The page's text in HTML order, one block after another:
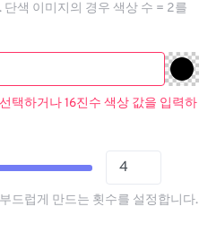
색 이미지의 경우 색상 수 = 2를
택하거나 16진수 색상 값을 입력하
드럽게 만드는 횟수를 설정합니다.